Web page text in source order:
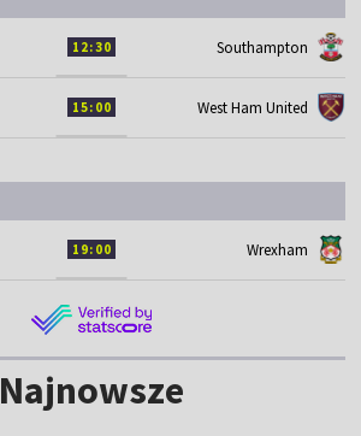
12:30 Southampton
15:00 West Ham United
19:00 Wrexham
Najnowsze